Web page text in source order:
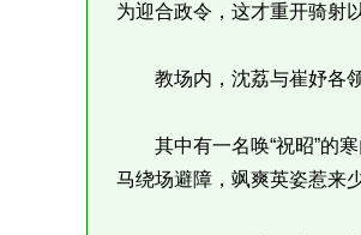
为迎合政令，这才重开骑射
教场内，沈荔与崔妤各领
其中有一名唤“祝昭”的寒
马绕场避障，飒爽英姿惹来